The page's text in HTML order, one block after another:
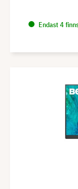
Endast 4